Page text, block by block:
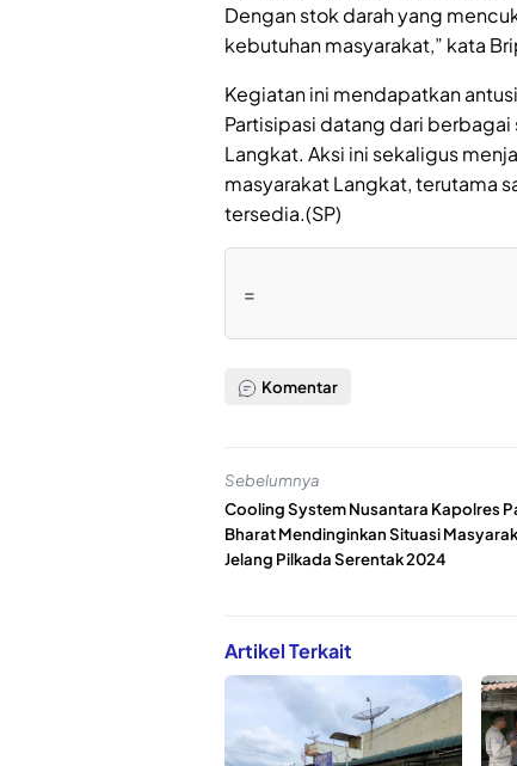
Dengan stok darah yang
kebutuhan masyarakat,” kata
Kegiatan ini mendapatkan
Partisipasi datang dari berbagai
Langkat. Aksi ini sekaligus
masyarakat Langkat, terutama
tersedia.(SP)
=
Komentar
Sebelumnya
Cooling System Nusantara Kapolres
Bharat Mendinginkan Situasi
Jelang Pilkada Serentak 2024
Artikel Terkait